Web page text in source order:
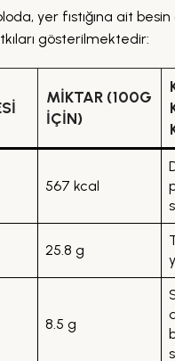
yer fıstığına ait
gösterilmektedir:
MIKTAR (100G
IÇIN)
567 kcal
25.8 g
8.5 g